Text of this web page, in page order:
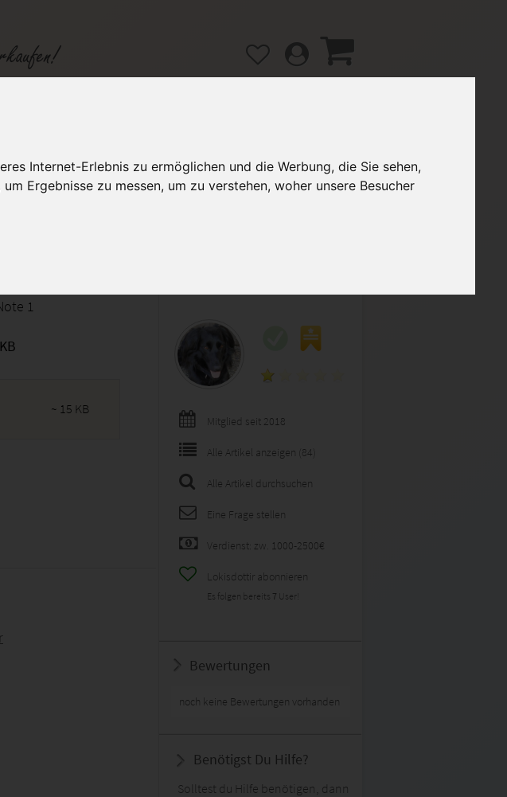
Internet-Erlebnis zu ermöglichen und die Werbung, die Sie sehen,
Ergebnisse zu messen, um zu verstehen, woher unsere Besucher
Studiengänge / Lehrgänge Hilfe / FAQ
1
~ 15 KB
Mitglied seit 2018
Alle Artikel anzeigen (84)
Alle Artikel durchsuchen
Eine Frage stellen
Verdienst: zw. 1000-2500€
Lokisdottir abonnieren
Es folgen bereits 7 User!
Bewertungen
noch keine Bewertungen vorhanden
Benötigst Du Hilfe?
Solltest du Hilfe benötigen, dann